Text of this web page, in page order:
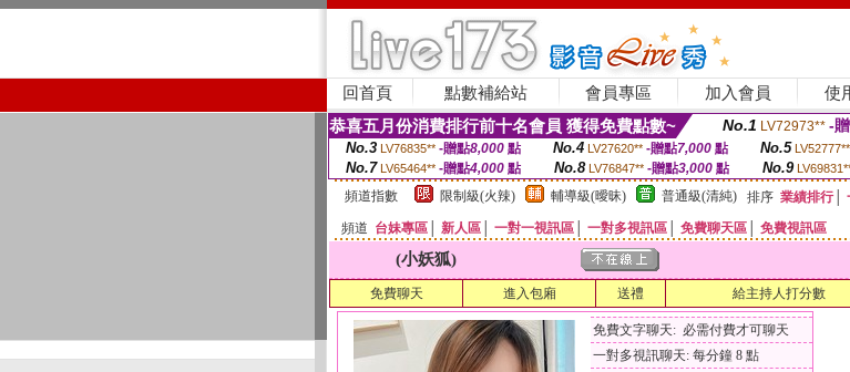
回首頁 點數補給站 會員專區 加入會員 使
恭喜五月份消費排行前十名會員 獲得免費點數~ No.1 LV72973** -
No.3 LV76835** -贈點8,000點 No.4 LV27620** -贈點7,000點 No.5 LV52777**
No.7 LV65464** -贈點4,000 點 No.8 LV76847** -贈點3,000 點 No.9
頻道指數
限制級(火辣) 輔導級(曖昧) 普通級(清純) 排序 業績排行│
頻道 台妹專區 新人區 一對一視訊區 一對多視訊區 免費聊天區 免費視訊區
(小妖狐)
免費聊天 進入包廂 送禮 給主持人打分數
免費文字聊天: 必需付費才可聊天
一對多視訊聊天: 每分鐘 8 點